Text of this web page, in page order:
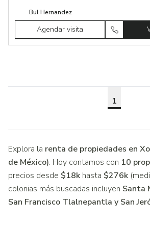
Bul Hernandez
Agendar visita
1
Explora la renta de propiedades en
de México). Hoy contamos con 10
precios desde $18k hasta $276k
colonias más buscadas incluyen Santa
San Francisco Tlalnepantla y San